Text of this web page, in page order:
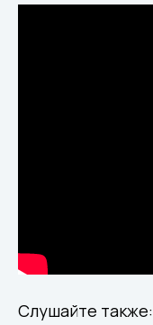
Слушайте также: